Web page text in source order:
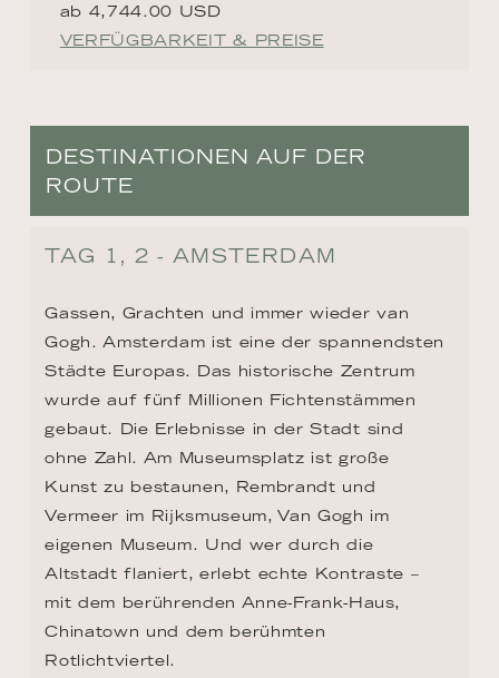
ab 4,744.00 USD
VERFÜGBARKEIT & PREISE
DESTINATIONEN AUF DER
ROUTE
TAG 1, 2 - AMSTERDAM
Gassen, Grachten und immer wieder van
Gogh. Amsterdam ist eine der spannendsten
Städte Europas. Das historische Zentrum
wurde auf fünf Millionen Fichtenstämmen
gebaut. Die Erlebnisse in der Stadt sind
ohne Zahl. Am Museumsplatz ist große
Kunst zu bestaunen, Rembrandt und
Vermeer im Rijksmuseum, Van Gogh im
eigenen Museum. Und wer durch die
Altstadt flaniert, erlebt echte Kontraste –
mit dem berührenden Anne-Frank-Haus,
Chinatown und dem berühmten
Rotlichtviertel.